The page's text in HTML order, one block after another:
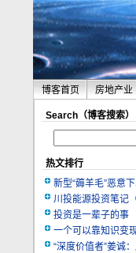
博客首页 房地产业
Search（博客搜索）
热文排行
新型“薅羊毛”恶意
川投能源投资笔记
投资是一辈子的事
一个可以靠知识变
“深度价值者”姜诚